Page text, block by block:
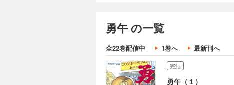
勇午 の一覧
全22巻配信中 1巻へ 最新刊へ
完結
勇午（１）